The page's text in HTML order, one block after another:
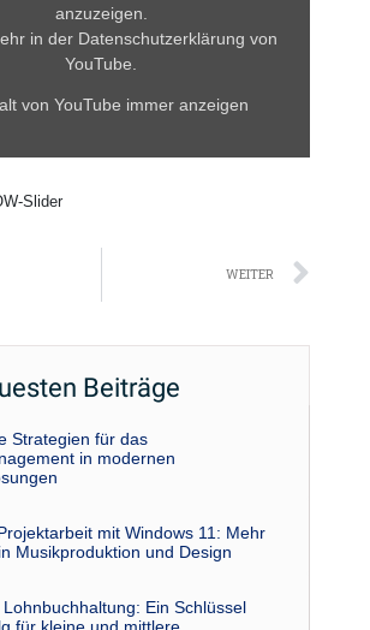
anzuzeigen.
in der Datenschutzerklärung von
YouTube.
von YouTube immer anzeigen
Slider
WEITER
Beiträge
Strategien für das
in modernen
mit Windows 11: Mehr
Musikproduktion und Design
Lohnbuchhaltung: Ein Schlüssel
für kleine und mittlere